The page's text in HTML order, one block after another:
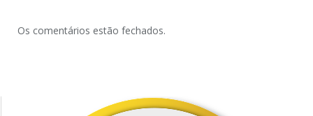
Os comentários estão fechados.